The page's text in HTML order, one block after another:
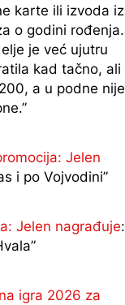
karte ili izvoda iz
o godini rođenja.
je već ujutru
kad tačno, ali
a u podne nije
”
Jelen
i po Vojvodini”
Jelen nagrađuje:
”
igra 2026 za